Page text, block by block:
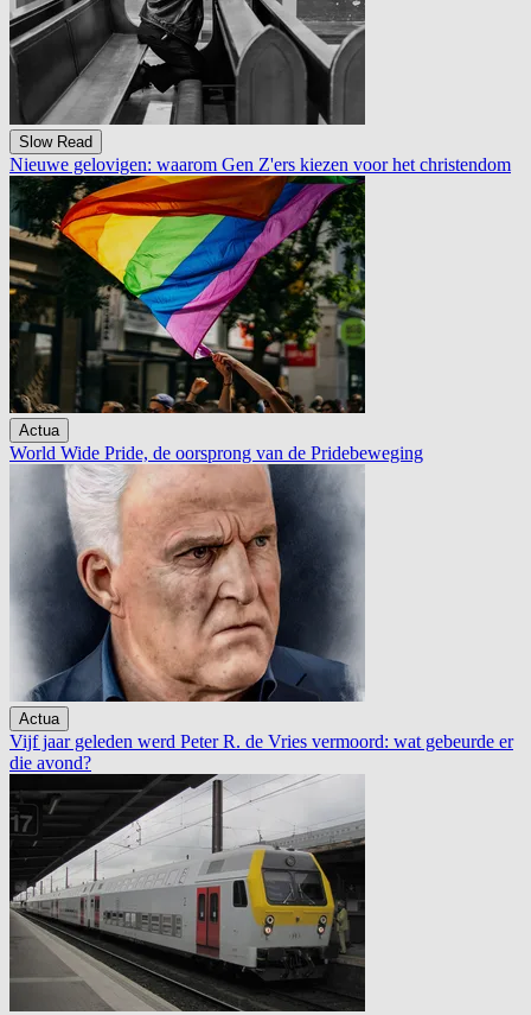
Slow Read
Nieuwe gelovigen: waarom Gen Z'ers kiezen voor het christendom
Actua
World Wide Pride, de oorsprong van de Pridebeweging
Actua
Vijf jaar geleden werd Peter R. de Vries vermoord: wat gebeurde er
die avond?